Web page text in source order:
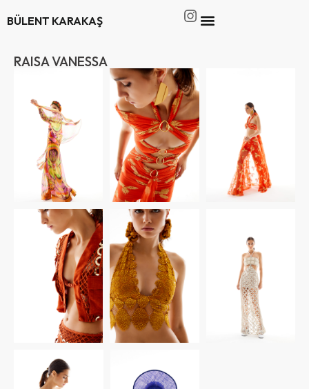
BÜLENT KARAKAŞ
RAISA VANESSA